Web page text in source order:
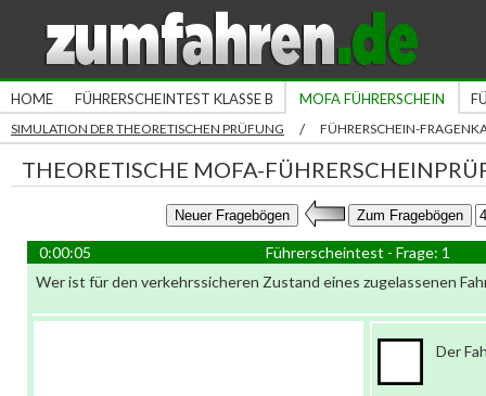
HOME FÜHRERSCHEINTEST KLASSE B MOFA FÜHRERSCHEIN
SIMULATION DER THEORETISCHEN PRÜFUNG / FÜHRERSCHEIN-
THEORETISCHE MOFA-
0:00:06
Führerscheintest - Frage: 1
Wer ist für den verkehrssicheren Zustand eines zugelassenen
Der